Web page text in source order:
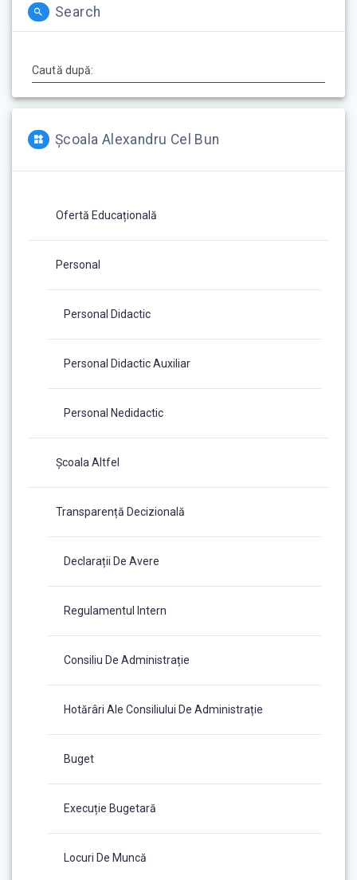
Search
Caută după:
Școala Alexandru Cel Bun
Ofertă Educațională
Personal
Personal Didactic
Personal Didactic Auxiliar
Personal Nedidactic
Școala Altfel
Transparență Decizională
Declarații De Avere
Regulamentul Intern
Consiliu De Administrație
Hotărâri Ale Consiliului De Administrație
Buget
Execuție Bugetară
Locuri De Muncă